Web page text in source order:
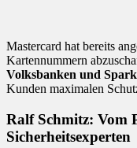
Mastercard hat bereits
Kartennummern
Volksbanken und
Kunden maximalen
Ralf Schmitz: Vom
Sicherheitsexperten